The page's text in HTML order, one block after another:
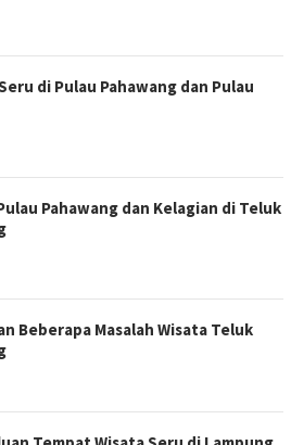
di Pulau Pahawang dan Pulau
Pahawang dan Kelagian di Teluk
Beberapa Masalah Wisata Teluk